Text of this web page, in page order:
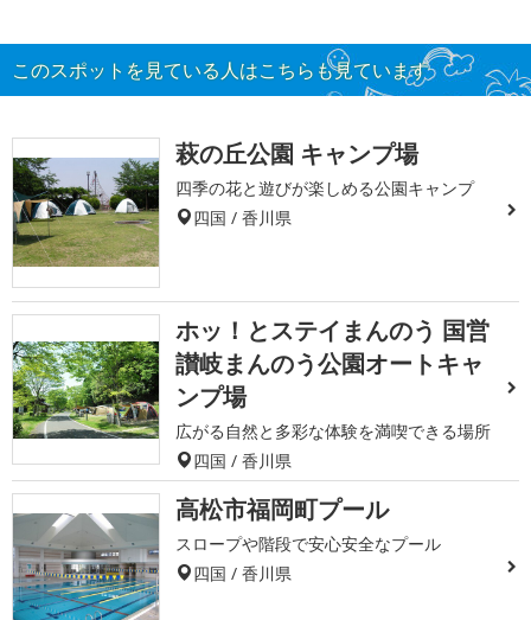
このスポットを見ている人はこちらも見ています
萩の丘公園 キャンプ場
四季の花と遊びが楽しめる公園キャンプ
四国 / 香川県
ホッ！とステイまんのう 国営
讃岐まんのう公園オートキャ
ンプ場
広がる自然と多彩な体験を満喫できる場所
四国 / 香川県
高松市福岡町プール
スロープや階段で安心安全なプール
四国 / 香川県